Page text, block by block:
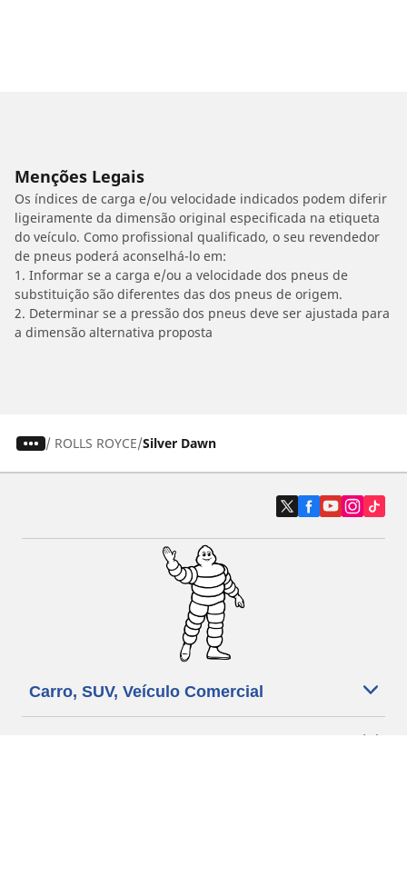
Menções Legais
Os índices de carga e/ou velocidade indicados podem diferir
ligeiramente da dimensão original especificada na etiqueta
do veículo. Como profissional qualificado, o seu revendedor
de pneus poderá aconselhá-lo em:
1. Informar se a carga e/ou a velocidade dos pneus de
substituição são diferentes das dos pneus de origem.
2. Determinar se a pressão dos pneus deve ser ajustada para
a dimensão alternativa proposta
/ ROLLS ROYCE Silver Dawn
Carro, SUV, Veículo Comercial